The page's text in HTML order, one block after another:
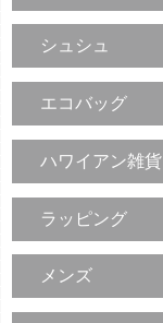
シュシュ
エコバッグ
ハワイアン雑貨
ラッピング
メンズ